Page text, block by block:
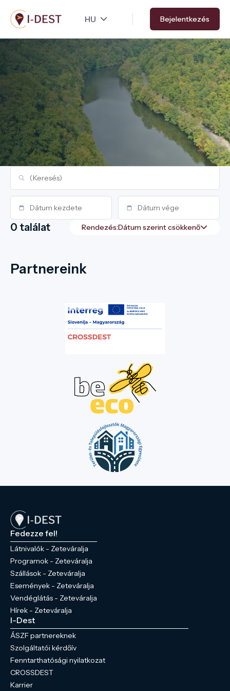
Ugrás
a
tartalomra
Bejelentkezés
0 találat Rendezés:
Partnereink
Fedezze fel!
Látnivalók - Zeteváralja
Programok - Zeteváralja
Szállások - Zeteváralja
Események - Zeteváralja
Vendéglátás - Zeteváralja
Hírek - Zeteváralja
I-Dest
ÁSZF partnereknek
Szolgáltatói kérdőív
Fenntarthatósági nyilatkozat
CROSSDEST
Karrier